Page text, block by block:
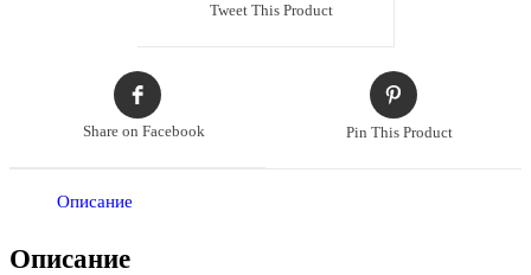
Tweet This Product
Share on Facebook Pin This Product
Описание
Описание